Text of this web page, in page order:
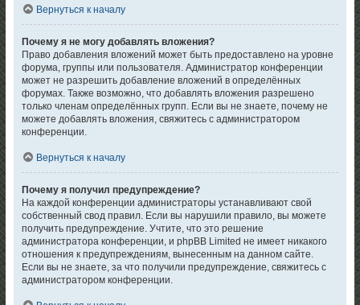
Вернуться к началу
Почему я не могу добавлять вложения?
Право добавления вложений может быть предоставлено на уровне
форума, группы или пользователя. Администратор конференции
может не разрешить добавление вложений в определённых
форумах. Также возможно, что добавлять вложения разрешено
только членам определённых групп. Если вы не знаете, почему не
можете добавлять вложения, свяжитесь с администратором
конференции.
Вернуться к началу
Почему я получил предупреждение?
На каждой конференции администраторы устанавливают свой
собственный свод правил. Если вы нарушили правило, вы можете
получить предупреждение. Учтите, что это решение
администратора конференции, и phpBB Limited не имеет никакого
отношения к предупреждениям, вынесенным на данном сайте.
Если вы не знаете, за что получили предупреждение, свяжитесь с
администратором конференции.